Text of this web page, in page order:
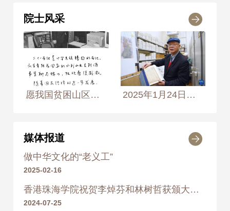
2009
2009年荣获 金奖章
2012
2012年荣获 伊丽莎白二世钻禧奖章
2013年
荣获 香港特别行政区金紫荆
星章
院士风采
愿我国贫困山区的教育及医疗事业健康发展 2004年, 摄于香港大学岩石力学实验室 摄影师：侯艺兵、王生生 2025年1月24日，中国工程院院士李焯芬在饶宗颐学术馆内的“选堂文库”展示古琴谱
媒体报道
做中华文化的“老义工”
2025-02-16
香港珠海学院祝贺李焯芬和林树哲获颁大紫荆勋章
2024-07-25